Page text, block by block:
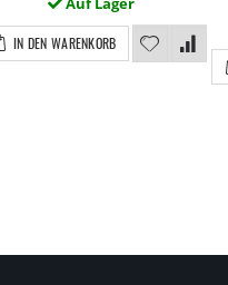
IN DEN WARENKORB